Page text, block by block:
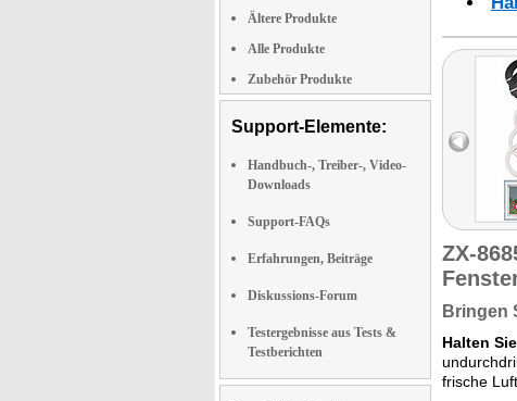
Ältere Produkte
Alle Produkte
Zubehör Produkte
Support-Elemente:
Handbuch-, Treiber-, Video-
Downloads
Support-FAQs
Erfahrungen, Beiträge
Diskussions-Forum
Testergebnisse aus Tests &
Testberichten
ZX-
Bringen
Halten
frische